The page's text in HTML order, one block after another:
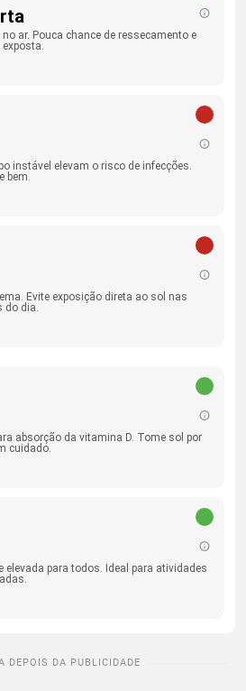
ar. Pouca chance de ressecamento e
instável elevam o risco de infecções.
bem.
Evite exposição direta ao sol nas
do dia.
absorção da vitamina D. Tome sol por
cuidado.
elevada para todos. Ideal para atividades